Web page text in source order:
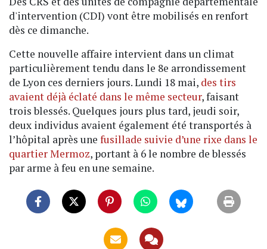
d'intervention (CDI) vont être mobilisés en renfort
dès ce dimanche.
Cette nouvelle affaire intervient dans un climat
particulièrement tendu dans le 8e arrondissement
de Lyon ces derniers jours. Lundi 18 mai, des tirs
avaient déjà éclaté dans le même secteur, faisant
trois blessés. Quelques jours plus tard, jeudi soir,
deux individus avaient également été transportés à
l’hôpital après une fusillade suivie d’une rixe dans le
quartier Mermoz, portant à 6 le nombre de blessés
par arme à feu en une semaine.